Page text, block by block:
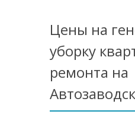
Цены на
уборку
ремонта на